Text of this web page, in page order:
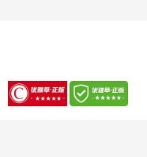
优